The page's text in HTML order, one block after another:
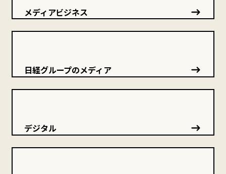
メディアビジネス
日経グループのメディア
デジタル